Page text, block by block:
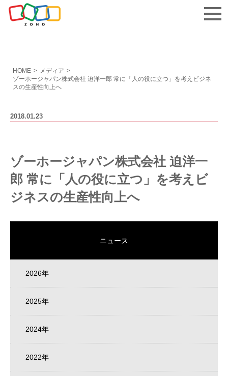
お問い合わせ
HOME > メディア >
ゾーホージャパン株式会社 迫洋一郎 常に「人の役に立つ」を考えビジネ
スの生産性向上へ
2018.01.23
ゾーホージャパン株式会社 迫洋一
郎 常に「人の役に立つ」を考えビ
ジネスの生産性向上へ
ニュース
2026年
2025年
2024年
2022年